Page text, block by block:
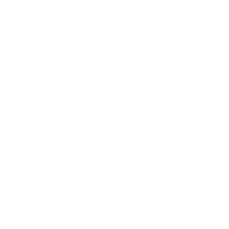
入的时候直接退好格，再扫一遍全文比对即可！